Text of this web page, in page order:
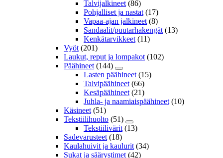
Talvijalkineet (86)
Pohjalliset ja nastat (17)
Vapaa-ajan jalkineet (8)
Sandaalit/puutarhakengät (13)
Kenkätarvikkeet (11)
Vyöt (201)
Laukut, reput ja lompakot (102)
Päähineet (144)
Lasten päähineet (15)
Talvipäähineet (66)
Kesäpäähineet (21)
Juhla- ja naamiaispäähineet (10)
Käsineet (51)
Tekstiilihuolto (51)
Tekstiilivärit (13)
Sadevarusteet (18)
Kaulahuivit ja kaulurit (34)
Sukat ja säärystimet (42)